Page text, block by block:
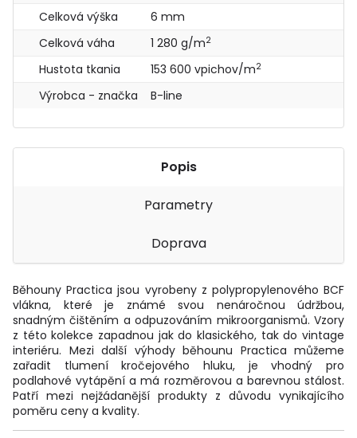
Celková výška
6 mm
Celková váha
1 280 g/m2
Hustota tkania 153 600 vpichov/m2
Výrobca - značka B-line
Popis
Parametry
Doprava
Běhouny Practica jsou vyrobeny z polypropylenového BCF
vlákna, které je známé svou nenáročnou údržbou,
snadným čištěním a odpuzováním mikroorganismů. Vzory
z této kolekce zapadnou jak do klasického, tak do vintage
interiéru. Mezi další výhody běhounu Practica můžeme
zařadit tlumení kročejového hluku, je vhodný pro
podlahové vytápění a má rozměrovou a barevnou stálost.
Patří mezi nejžádanější produkty z důvodu vynikajícího
poměru ceny a kvality.